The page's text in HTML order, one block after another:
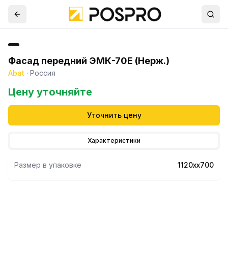
Фасад передний ЭМК-70Е (Нерж.)
Abat · Россия
Цену уточняйте
Уточнить цену
Характеристики
Размер в упаковке 1120хх700